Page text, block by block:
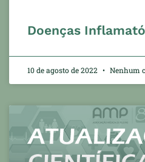
Doenças
10 de agosto de 2022 Nenhum